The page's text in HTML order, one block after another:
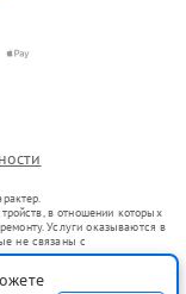
в отношении которых
Услуги оказываются в
не связаны с
оборот в соответствии